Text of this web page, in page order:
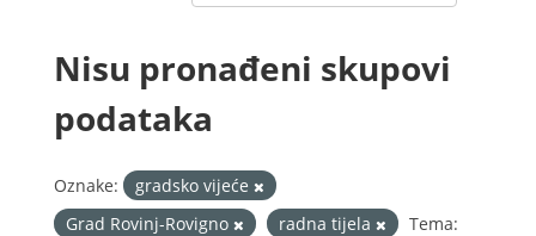
Nisu pronađeni skupovi
podataka
Oznake:
gradsko vijeće
Grad Rovinj-Rovigno
radna tijela
Tema: